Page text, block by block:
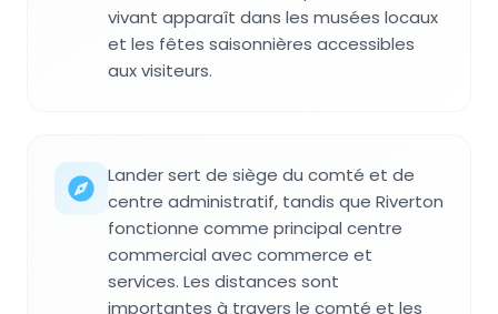
vivant apparaît dans les musées locaux
et les fêtes saisonnières accessibles
aux visiteurs.
Lander sert de siège du comté et de
centre administratif, tandis que Riverton
fonctionne comme principal centre
commercial avec commerce et
services. Les distances sont
importantes à travers le comté et les